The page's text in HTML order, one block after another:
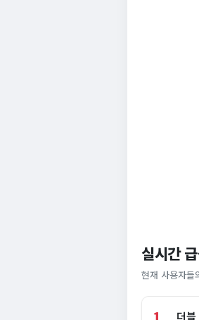
실시간
현재 사용자들
더